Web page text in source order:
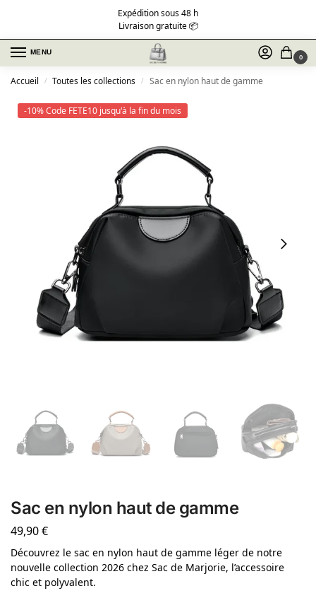
Expédition sous 48 h
Livraison gratuite 📦
MENU
0
Accueil / Toutes les collections / Sac en nylon haut de gamme
-10% Code FETE10 jusqu'à la fin du mois
Sac en nylon haut de gamme
49,90€
Découvrez le sac en nylon haut de gamme léger de notre
nouvelle collection 2026 chez Sac de Marjorie, l’accessoire
chic et polyvalent.